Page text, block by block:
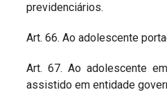
previdenciários.
Art. 66. Ao adolescente
Art. 67. Ao adolescente
assistido em entidade